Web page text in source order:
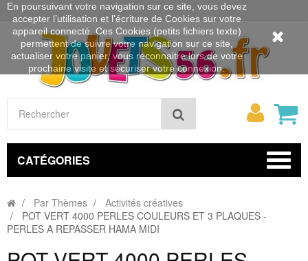
Rechercher
Mon
CATÉGORIES
Par Thèmes
Activités créatives
POT VERT 4000 PERLES COULEURS ET 3 PLAQUES -
PERLES A REPASSER HAMA MIDI
En poursuivant votre navigation sur ce site, vous devez
accepter l’utilisation et l'écriture de Cookies sur votre
appareil connecté. Ces Cookies (petits fichiers texte)
permettent de suivre votre navigation sur ce site,
actualiser votre panier, vous reconnaitre lors de votre
prochaine visite et sécuriser votre connexion.